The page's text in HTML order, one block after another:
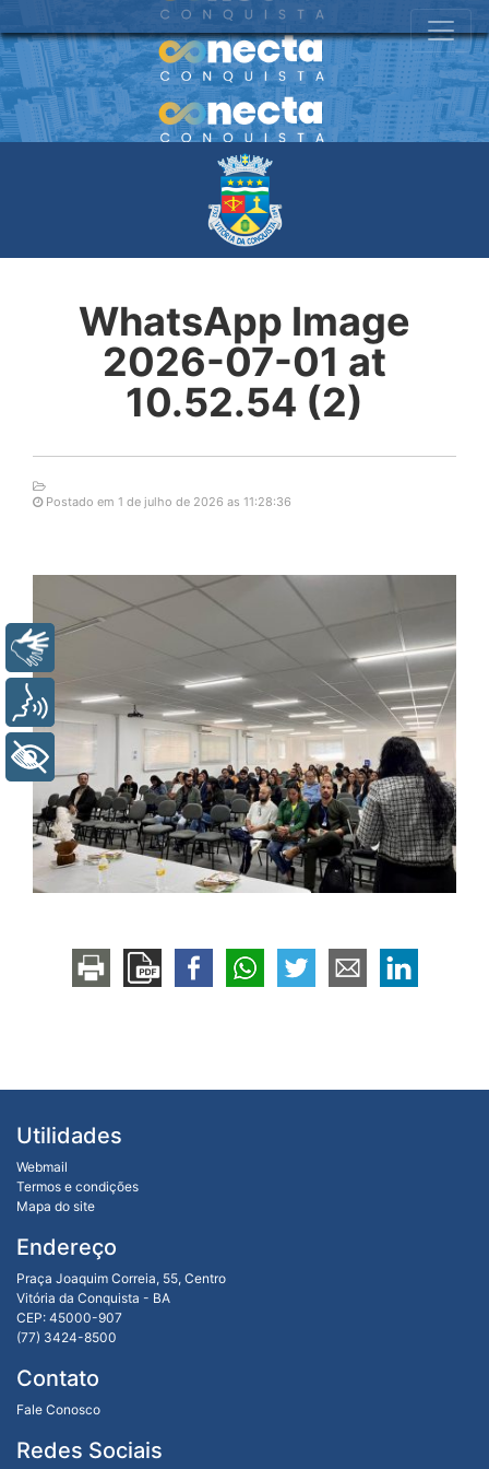
WhatsApp Image
2026-07-01 at
10.52.54 (2)
Postado em 1 de julho de 2026 as 11:28:36
Utilidades
Webmail
Termos e condições
Mapa do site
Endereço
Praça Joaquim Correia, 55, Centro
Vitória da Conquista - BA
CEP: 45000-907
(77) 3424-8500
Contato
Fale Conosco
Redes Sociais
Voz
+ Acessibilidade